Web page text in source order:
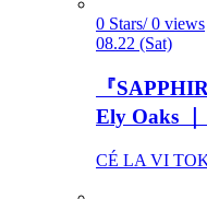
0 Stars/ 0 views
08.22 (Sat)
『
Ely Oaks
CÉ LA VI